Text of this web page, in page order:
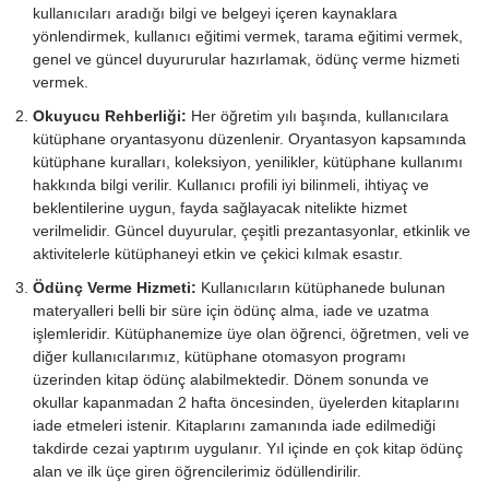
kullanıcıları aradığı bilgi ve belgeyi içeren kaynaklara
yönlendirmek, kullanıcı eğitimi vermek, tarama eğitimi vermek,
genel ve güncel duyururular hazırlamak, ödünç verme hizmeti
vermek.
Okuyucu Rehberliği: Her öğretim yılı başında, kullanıcılara
kütüphane oryantasyonu düzenlenir. Oryantasyon kapsamında
kütüphane kuralları, koleksiyon, yenilikler, kütüphane kullanımı
hakkında bilgi verilir. Kullanıcı profili iyi bilinmeli, ihtiyaç ve
beklentilerine uygun, fayda sağlayacak nitelikte hizmet
verilmelidir. Güncel duyurular, çeşitli prezantasyonlar, etkinlik ve
aktivitelerle kütüphaneyi etkin ve çekici kılmak esastır.
Ödünç Verme Hizmeti: Kullanıcıların kütüphanede bulunan
materyalleri belli bir süre için ödünç alma, iade ve uzatma
işlemleridir. Kütüphanemize üye olan öğrenci, öğretmen, veli ve
diğer kullanıcılarımız, kütüphane otomasyon programı
üzerinden kitap ödünç alabilmektedir. Dönem sonunda ve
okullar kapanmadan 2 hafta öncesinden, üyelerden kitaplarını
iade etmeleri istenir. Kitaplarını zamanında iade edilmediği
takdirde cezai yaptırım uygulanır. Yıl içinde en çok kitap ödünç
alan ve ilk üçe giren öğrencilerimiz ödüllendirilir.